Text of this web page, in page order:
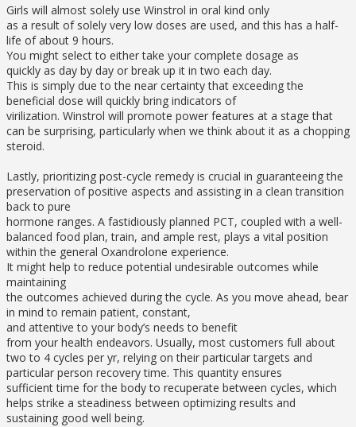
Girls will almost solely use Winstrol in oral kind only
as a result of solely very low doses are used, and this has a half-
life of about 9 hours.
You might select to either take your complete dosage as
quickly as day by day or break up it in two each day.
This is simply due to the near certainty that exceeding the
beneficial dose will quickly bring indicators of
virilization. Winstrol will promote power features at a stage that
can be surprising, particularly when we think about it as a chopping
steroid.
Lastly, prioritizing post-cycle remedy is crucial in guaranteeing the
preservation of positive aspects and assisting in a clean transition
back to pure
hormone ranges. A fastidiously planned PCT, coupled with a well-
balanced food plan, train, and ample rest, plays a vital position
within the general Oxandrolone experience.
It might help to reduce potential undesirable outcomes while
maintaining
the outcomes achieved during the cycle. As you move ahead, bear
in mind to remain patient, constant,
and attentive to your body’s needs to benefit
from your health endeavors. Usually, most customers full about
two to 4 cycles per yr, relying on their particular targets and
particular person recovery time. This quantity ensures
sufficient time for the body to recuperate between cycles, which
helps strike a steadiness between optimizing results and
sustaining good well being.